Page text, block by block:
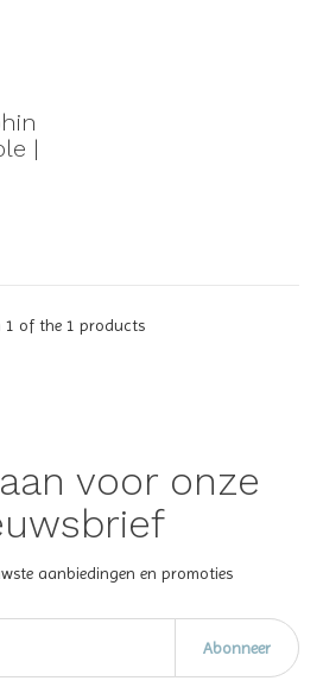
|
1 of the 1 products
voor onze
aanbiedingen en promoties
Abonneer